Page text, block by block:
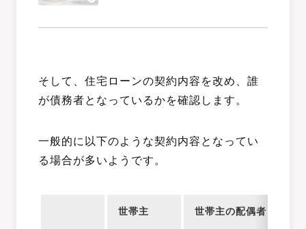
そして、住宅ローンの契約内容を改め、誰
が債務者となっているかを確認します。
一般的に以下のような契約内容となってい
る場合が多いようです。
世帯主 世帯主の配偶者